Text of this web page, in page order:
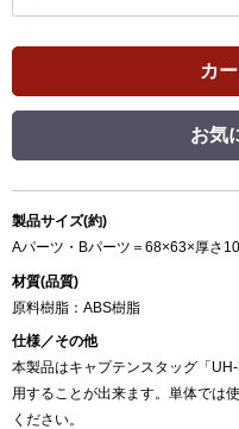
カ
お気
製品サイズ(約)
Aパーツ・Bパーツ＝68×63×厚さ
材質(品質)
原料樹脂：ABS樹脂
仕様／その他
本製品はキャプテンスタッグ「
用することが出来ます。単体では
ください。